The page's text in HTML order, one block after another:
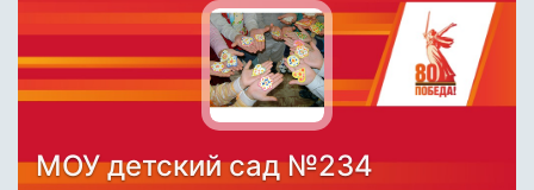
МОУ детский сад №234